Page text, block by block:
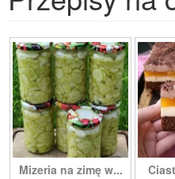
Mizeria na zimę w...